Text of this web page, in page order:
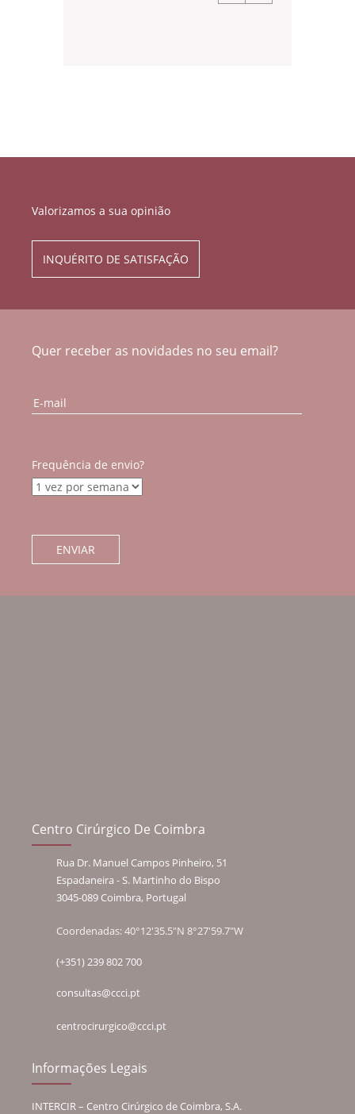
Valorizamos a sua opinião
INQUÉRITO DE SATISFAÇÃO
Quer receber as novidades no seu email?
Frequência de envio?
Centro Cirúrgico De Coimbra
Rua Dr. Manuel Campos Pinheiro, 51
Espadaneira - S. Martinho do Bispo
3045-089 Coimbra, Portugal
Coordenadas: 40°12'35.5"N 8°27'59.7"W
(+351) 239 802 700
consultas@ccci.pt
centrocirurgico@ccci.pt
Informações Legais
INTERCIR – Centro Cirúrgico de Coimbra, S.A.